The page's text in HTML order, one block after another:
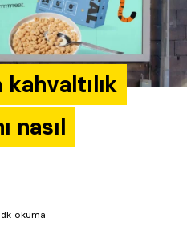
nasıl
okuma